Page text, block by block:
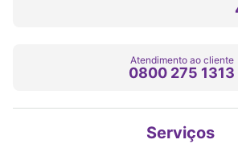
Atendimento ao cliente
0800 275 1313
Serviços